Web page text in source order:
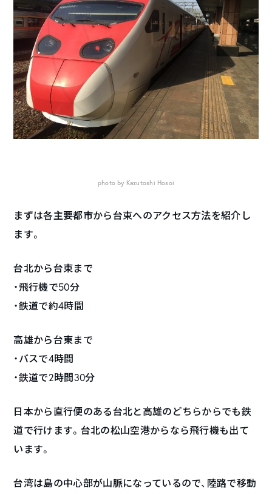
photo by Kazutoshi Hosoi
まずは各主要都市から台東へのアクセス方法を紹介し
ます。
台北から台東まで
・飛行機で50分
・鉄道で約4時間
高雄から台東まで
・バスで4時間
・鉄道で2時間30分
日本から直行便のある台北と高雄のどちらからでも鉄
道で行けます。台北の松山空港からなら飛行機も出て
います。
台湾は島の中心部が山脈になっているので、陸路で移動